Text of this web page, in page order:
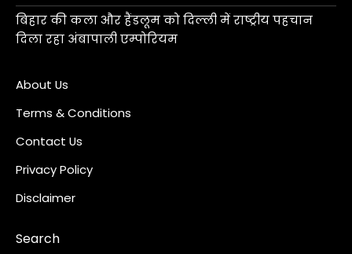
बिहार की कला और हैंडलूम को दिल्ली में राष्ट्रीय पहचान
दिला रहा अंबापाली एम्पोरियम
About Us
Terms & Conditions
Contact Us
Privacy Policy
Disclaimer
Search